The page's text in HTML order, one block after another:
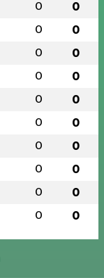
0 0
0 0
0 0
0 0
0 0
0 0
0 0
0 0
0 0
0 0